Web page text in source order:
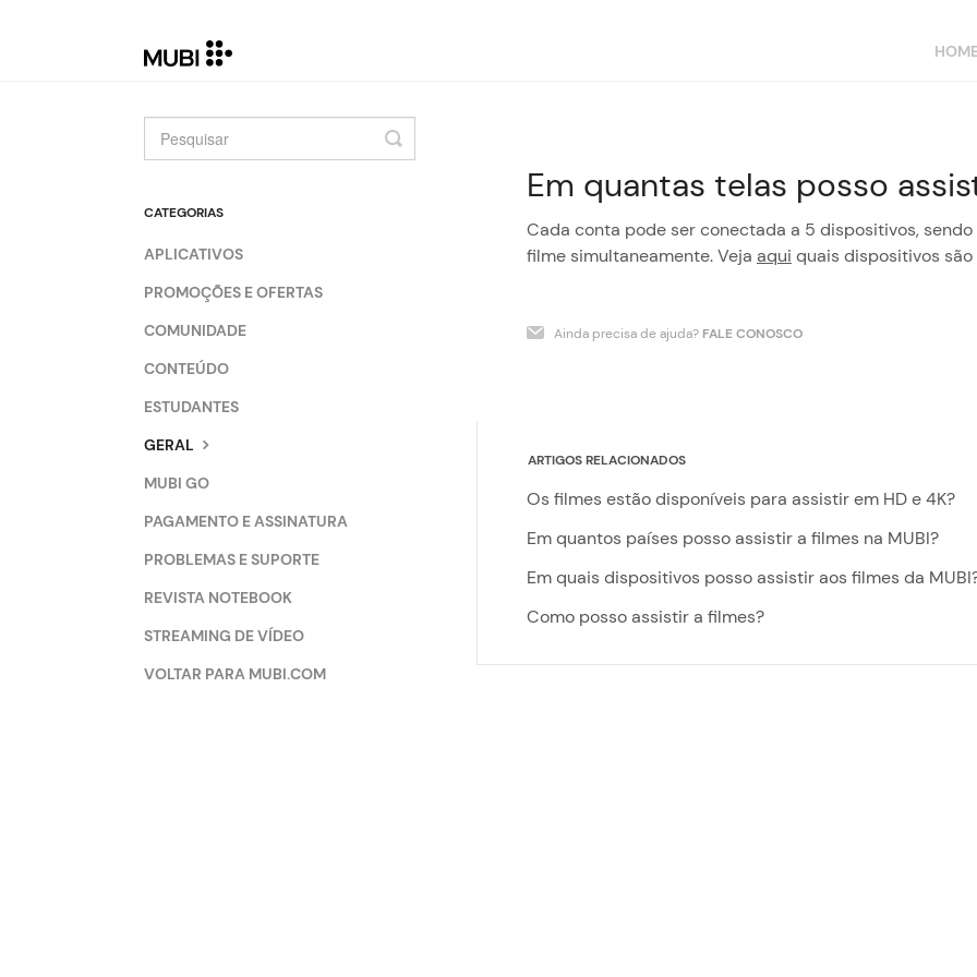
Em quantas telas posso
Cada conta pode ser conectada a 5 dispositivos,
filme simultaneamente. Veja aqui quais dispositivos
Ainda precisa de ajuda? FALE CONOSCO
ARTIGOS RELACIONADOS
Os filmes estão disponíveis para assistir em HD e 4K?
Em quantos países posso assistir a filmes na MUBI?
Em quais dispositivos posso assistir aos filmes da
Como posso assistir a filmes?
Toggle
Search
CATEGORIAS
APLICATIVOS
PROMOÇÕES E OFERTAS
COMUNIDADE
CONTEÚDO
ESTUDANTES
GERAL
MUBI GO
PAGAMENTO E ASSINATURA
PROBLEMAS E SUPORTE
REVISTA NOTEBOOK
STREAMING DE VÍDEO
VOLTAR PARA MUBI.COM